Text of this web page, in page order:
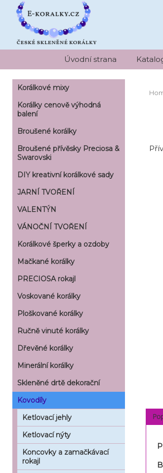
Úvodní strana
Korálkové mixy
Korálky cenově výhodná
balení
Broušené korálky
Broušené přívěsky Preciosa &
Swarovski
DIY kreativní korálkové sady
JARNÍ TVOŘENÍ
VALENTÝN
VÁNOČNÍ TVOŘENÍ
Korálkové šperky a ozdoby
Mačkané korálky
PRECIOSA rokajl
Voskované korálky
Ploškované korálky
Ručně vinuté korálky
Dřevěné korálky
Minerální korálky
Skleněné drtě dekorační
Kovodíly
Ketlovací jehly
Ketlovací nýty
Koncovky a zamačkávací
rokajl